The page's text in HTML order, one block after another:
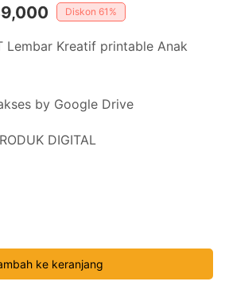
Harga
saat
adalah:
Diskon 61%
Lembar Kreatif printable Anak
by Google Drive
DIGITAL
ke keranjang